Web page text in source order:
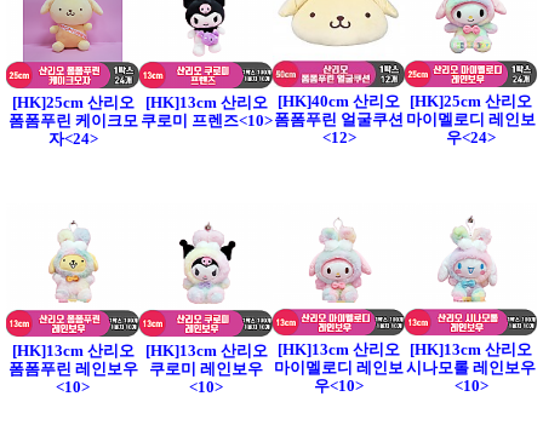
[HK]25cm 산리오
폼폼푸린 케이크모
자<24>
[HK]13cm 산리오
쿠로미 프렌즈<10>
[HK]40cm 산리오
폼폼푸린 얼굴쿠션
<12>
[HK]25cm 산리오
마이멜로디 레인보
우<24>
[HK]13cm 산리오
폼폼푸린 레인보우
<10>
[HK]13cm 산리오
쿠로미 레인보우
<10>
[HK]13cm 산리오
마이멜로디 레인보
우<10>
[HK]13cm 산리오
시나모롤 레인보우
<10>